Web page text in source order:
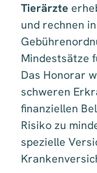
Tierärzte
und rechnen
Mindestsätze
Das Honorar
schweren
finanziellen
Risiko zu
spezielle